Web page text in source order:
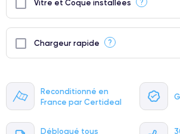
Reconditionné en
France par Certideal
Débloqué tous
Vitre et Coque installées
Chargeur rapide ?